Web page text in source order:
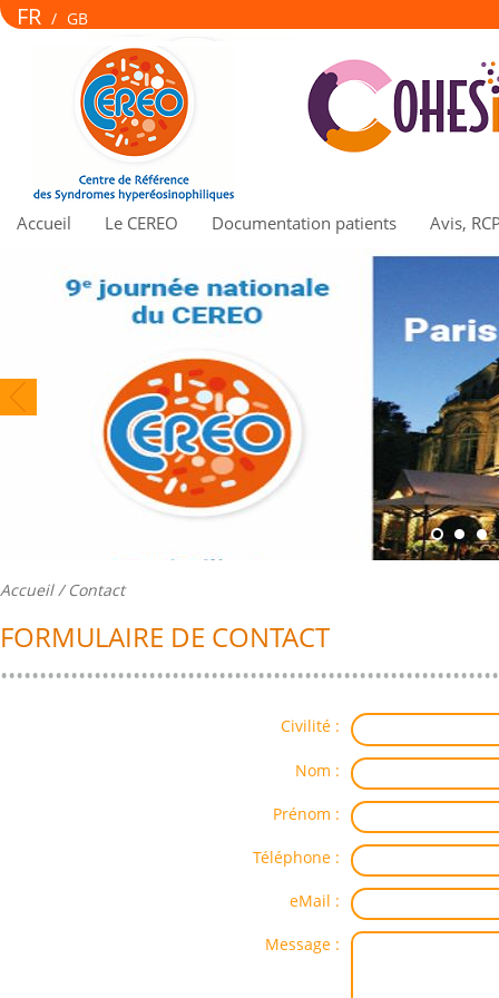
FR / GB
Accueil Le CEREO Documentation patients Avis,
Accueil/ Contact
FORMULAIRE DE CONTACT
Civilité :
Nom :
Prénom :
Téléphone :
eMail :
Message :